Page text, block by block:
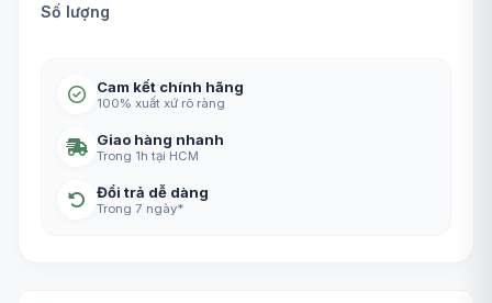
Số lượng
Cam kết chính hãng
100% xuất xứ rõ ràng
Giao hàng nhanh
Trong 1h tại HCM
Đổi trả dễ dàng
Trong 7 ngày*